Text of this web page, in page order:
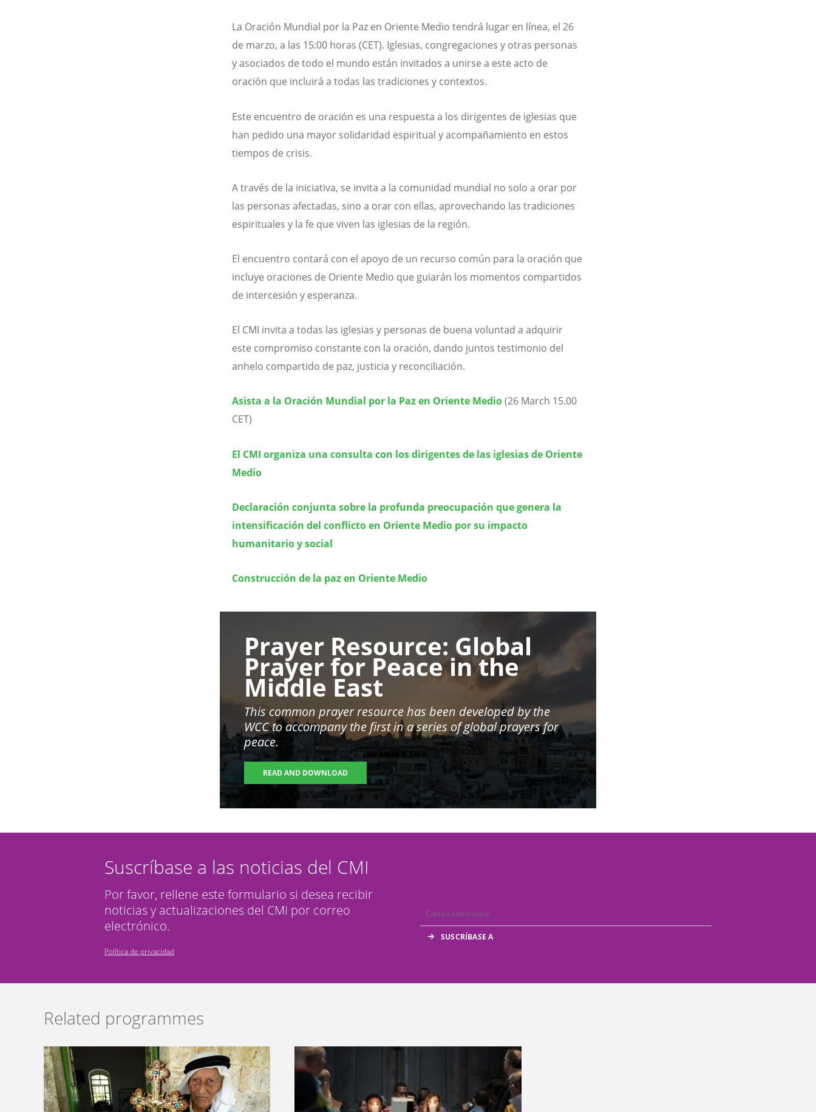
La Oración Mundial por la Paz en Oriente Medio tendrá lugar en línea, el 26
de marzo, a las 15:00 horas (CET). Iglesias, congregaciones y otras personas
y asociados de todo el mundo están invitados a unirse a este acto de
oración que incluirá a todas las tradiciones y contextos.
Este encuentro de oración es una respuesta a los dirigentes de iglesias que
han pedido una mayor solidaridad espiritual y acompañamiento en estos
tiempos de crisis.
A través de la iniciativa, se invita a la comunidad mundial no solo a orar por
las personas afectadas, sino a orar con ellas, aprovechando las tradiciones
espirituales y la fe que viven las iglesias de la región.
El encuentro contará con el apoyo de un recurso común para la oración que
incluye oraciones de Oriente Medio que guiarán los momentos compartidos
de intercesión y esperanza.
El CMI invita a todas las iglesias y personas de buena voluntad a adquirir
este compromiso constante con la oración, dando juntos testimonio del
anhelo compartido de paz, justicia y reconciliación.
Asista a la Oración Mundial por la Paz en Oriente Medio(26 March 15.00
CET)
El CMI organiza una consulta con los dirigentes de las iglesias de Oriente
Medio
Declaración conjunta sobre la profunda preocupación que genera la
intensificación del conflicto en Oriente Medio por su impacto
humanitario y social
Construcción de la paz en Oriente Medio
Prayer Resource: Global
Prayer for Peace in the
Middle East
This common prayer resource has been developed by the
WCC to accompany the first in a series of global prayers for
peace.
READ AND DOWNLOAD
Suscríbase a las noticias del CMI
Por favor, rellene este formulario si desea recibir
noticias y actualizaciones del CMI por correo
electrónico.
Política de privacidad
Related programmes